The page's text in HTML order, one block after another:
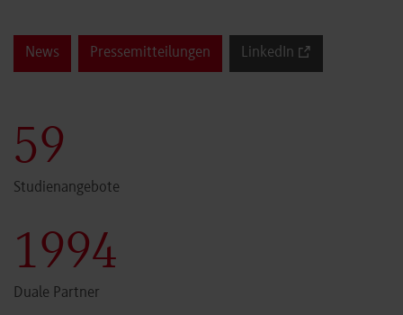
News Pressemitteilungen LinkedIn
60
Studienangebote
2000
Duale Partner